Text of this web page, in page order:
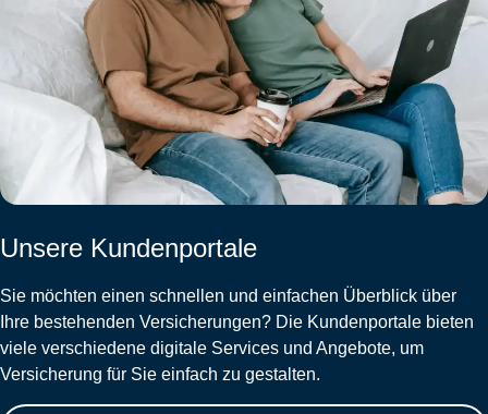
Unsere Kundenportale
Sie möchten einen schnellen und einfachen Überblick über
Ihre bestehenden Versicherungen? Die Kundenportale bieten
viele verschiedene digitale Services und Angebote, um
Versicherung für Sie einfach zu gestalten.